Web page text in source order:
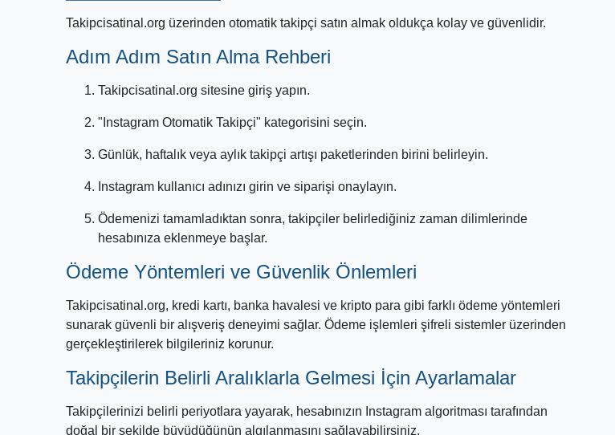
Takipcisatinal.org üzerinden otomatik takipçi satın almak oldukça kolay ve güvenlidir.
Adım Adım Satın Alma Rehberi
Takipcisatinal.org sitesine giriş yapın.
"Instagram Otomatik Takipçi" kategorisini seçin.
Günlük, haftalık veya aylık takipçi artışı paketlerinden birini belirleyin.
Instagram kullanıcı adınızı girin ve siparişi onaylayın.
Ödemenizi tamamladıktan sonra, takipçiler belirlediğiniz zaman dilimlerinde
hesabınıza eklenmeye başlar.
Ödeme Yöntemleri ve Güvenlik Önlemleri
Takipcisatinal.org, kredi kartı, banka havalesi ve kripto para gibi farklı ödeme yöntemleri
sunarak güvenli bir alışveriş deneyimi sağlar. Ödeme işlemleri şifreli sistemler üzerinden
gerçekleştirilerek bilgileriniz korunur.
Takipçilerin Belirli Aralıklarla Gelmesi İçin Ayarlamalar
Takipçilerinizi belirli periyotlara yayarak, hesabınızın Instagram algoritması tarafından
doğal bir şekilde büyüdüğünün algılanmasını sağlayabilirsiniz.